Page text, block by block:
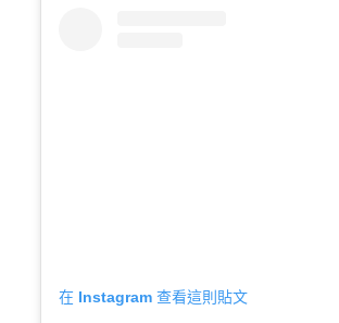
在 Instagram 查看這則貼文